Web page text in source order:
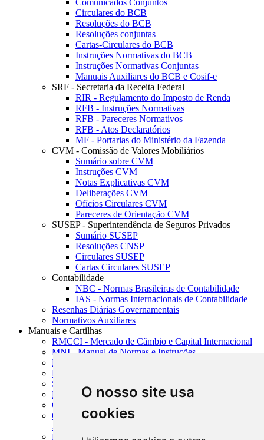
O nosso site usa
cookies
Comunicados Conjuntos
Circulares do BCB
Resoluções do BCB
Resoluções conjuntas
Cartas-Circulares do BCB
Instruções Normativas do BCB
Instruções Normativas Conjuntas
Manuais Auxiliares do BCB e Cosif-e
SRF - Secretaria da Receita Federal
RIR - Regulamento do Imposto de Renda
RFB - Instruções Normativas
RFB - Pareceres Normativos
RFB - Atos Declaratórios
MF - Portarias do Ministério da Fazenda
CVM - Comissão de Valores Mobiliários
Sumário sobre CVM
Instruções CVM
Notas Explicativas CVM
Deliberações CVM
Ofícios Circulares CVM
Pareceres de Orientação CVM
SUSEP - Superintendência de Seguros Privados
Sumário SUSEP
Resoluções CNSP
Circulares SUSEP
Cartas Circulares SUSEP
Contabilidade
NBC - Normas Brasileiras de Contabilidade
IAS - Normas Internacionais de Contabilidade
Resenhas Diárias Governamentais
Normativos Auxiliares
Manuais e Cartilhas
RMCCI - Mercado de Câmbio e Capital Internacional
MNI - Manual de Normas e Instruções
MTVM - Manual de Títulos e Valores Mobiliários
MCR - Manual de Crédito Rural
SISORF - Manual de Organização do SFN
MASUP - Manual de Supervisão Bancária
CADOC - Catálogo de Documentos
CNAE-CONCLA - Classificação Nacional de
Atividades Econômicas
PMF - Cartilhas do BCB